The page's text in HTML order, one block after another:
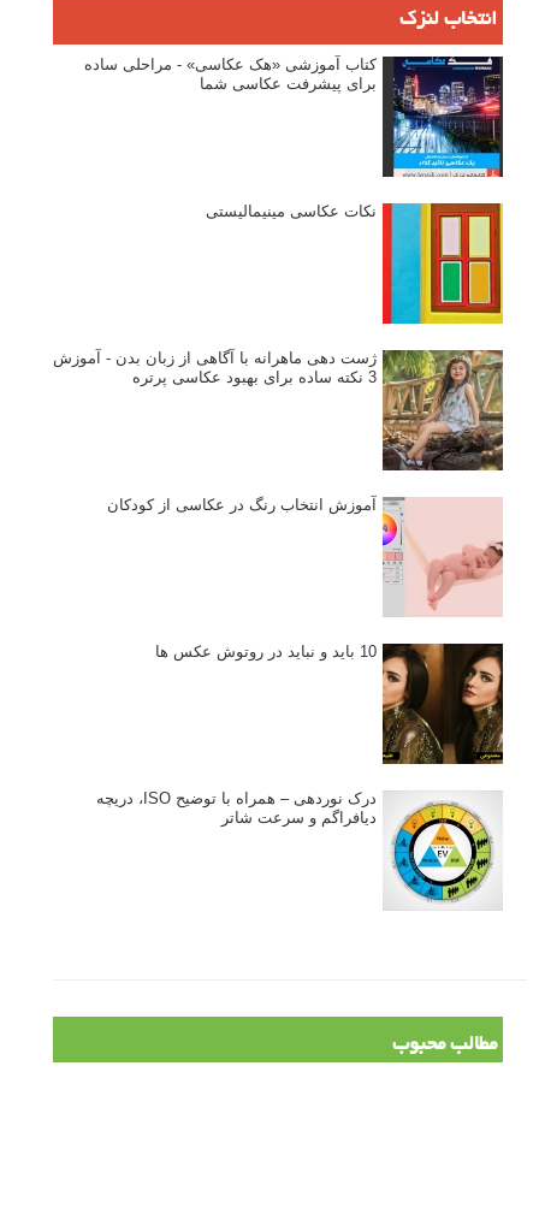
انتخاب لنزک
کتاب آموزشی «هک عکاسی» - مراحلی ساده
برای پیشرفت عکاسی شما
نکات عکاسی مینیمالیستی
ژست دهی ماهرانه با آگاهی از زبان بدن - آموزش
3 نکته ساده برای بهبود عکاسی پرتره
آموزش انتخاب رنگ در عکاسی از کودکان
10 باید و نباید در روتوش عکس ها
درک نوردهی – همراه با توضیح ISO، دریچه
دیافراگم و سرعت شاتر
مطالب محبوب